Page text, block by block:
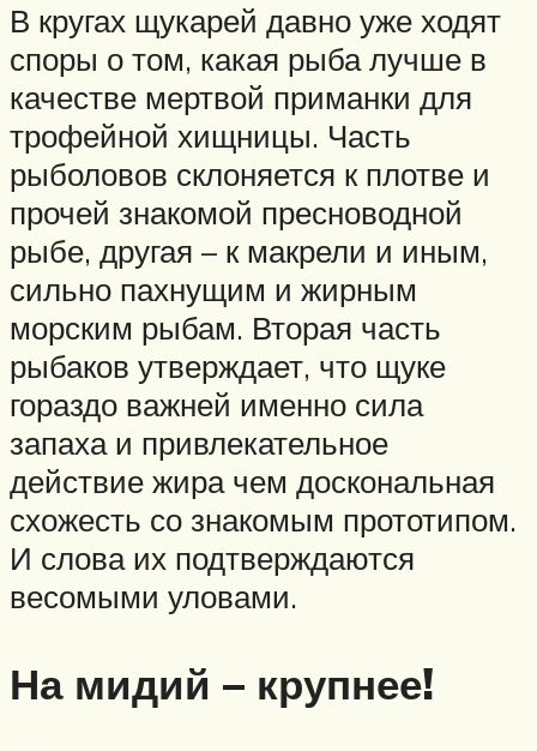
В кругах щукарей давно уже ходят
споры о том, какая рыба лучше в
качестве мертвой приманки для
трофейной хищницы. Часть
рыболовов склоняется к плотве и
прочей знакомой пресноводной
рыбе, другая – к макрели и иным,
сильно пахнущим и жирным
морским рыбам. Вторая часть
рыбаков утверждает, что щуке
гораздо важней именно сила
запаха и привлекательное
действие жира чем доскональная
схожесть со знакомым прототипом.
И слова их подтверждаются
весомыми уловами.
На мидий – крупнее!